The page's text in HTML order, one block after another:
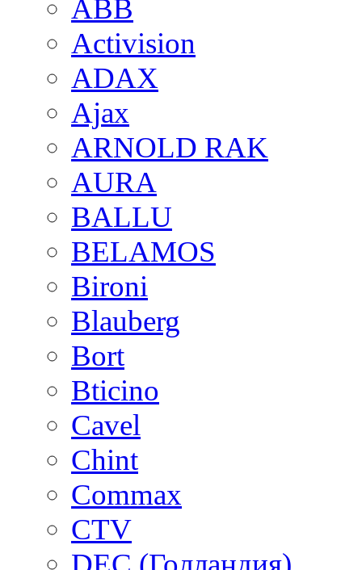
ABB
Activision
ADAX
Ajax
ARNOLD RAK
AURA
BALLU
BELAMOS
Bironi
Blauberg
Bort
Bticino
Cavel
Chint
Commax
CTV